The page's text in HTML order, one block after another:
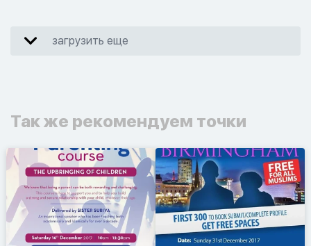
загрузить еще
Так же рекомендуем точки